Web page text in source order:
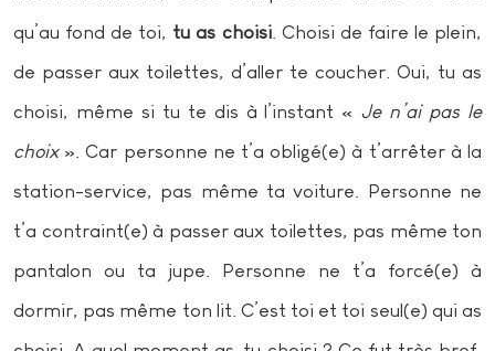
qu’au fond de toi, tu as choisi. Choisi de faire le plein,
de passer aux toilettes, d’aller te coucher. Oui, tu as
choisi, même si tu te dis à l’instant «Je n’ai pas le
choix». Car personne ne t’a obligé(e) à t’arrêter à la
station-service, pas même ta voiture. Personne ne
t’a contraint(e) à passer aux toilettes, pas même ton
pantalon ou ta jupe. Personne ne t’a forcé(e) à
dormir, pas même ton lit. C’est toi et toi seul(e) qui as